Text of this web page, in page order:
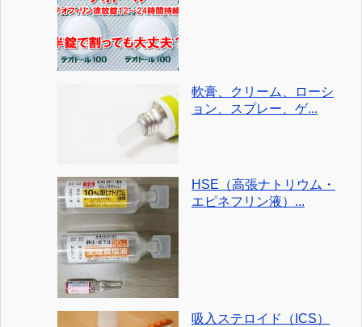
軟膏、クリーム、ローシ
ョン、スプレー、ゲ...
HSE（高張ナトリウム・
エピネフリン液）...
吸入ステロイド（ICS）